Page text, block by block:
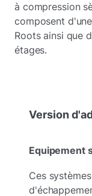
à compression
composent
Roots ainsi que
étages.
Version
Equipement
Ces